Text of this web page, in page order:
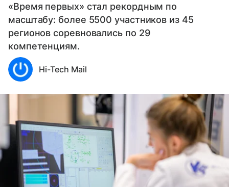
«Время первых» стал рекордным по
масштабу: более 5500 участников из 45
регионов соревновались по 29
компетенциям.
Hi-Tech Mail